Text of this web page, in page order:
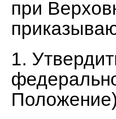
при
1.